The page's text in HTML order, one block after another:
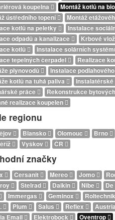
koupelna
Montáž kotlů na
ústředního topení
Montáž
kotlů na peletky
Instalace
odpadů a kanalizace
Krbové
kotlů
Instalace solárních
tepelných čerpadel
Realizace
plynovodů
Instalace
kotlů na tuhá paliva
Instalatérské
práce
Rekonstrukce
realizace koupelen
regionu
Blansko Olomouc Brno
Vyškov ČR
značky
Cersanit Mereo Jomo
Stelrad Daikin Nibe
Immergas Geminox Roltechnik
Plum Salus Reflex
Email
Elektrobock Oventrop